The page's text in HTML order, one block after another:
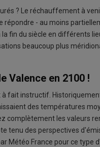
? Le réchauffement à
répondre - au moins
fin du siècle en différents
beaucoup plus
Valence en 2100 !
à fait instructif.
des températures
complètement les valeurs
tenu des perspectives
Météo France pour ce